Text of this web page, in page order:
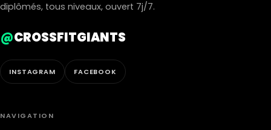
diplômés, tous niveaux, ouvert 7j/7.
@CROSSFITGIANTS
INSTAGRAM FACEBOOK
NAVIGATION